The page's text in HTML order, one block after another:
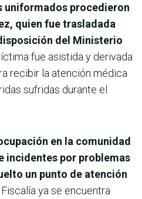
uniformados procedieron
quien fue trasladada
del Ministerio
fue asistida y derivada
recibir la atención médica
sufridas durante el
en la comunidad
incidentes por problemas
un punto de atención
Fiscalía ya se encuentra